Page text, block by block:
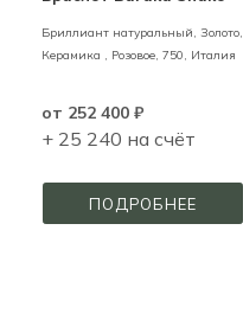
Бриллиант натуральный, Золото,
Керамика , Розовое, 750, Италия
от 252 400 ₽
+ 25 240 на счёт
ПОДРОБНЕЕ